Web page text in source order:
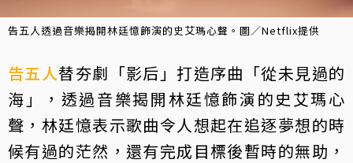
告五人透過音樂揭開林廷憶飾演的史艾瑪心聲。圖／Netflix提供
告五人替夯劇「影后」打造序曲「從未見過的
海」，透過音樂揭開林廷憶飾演的史艾瑪心
聲，林廷憶表示歌曲令人想起在追逐夢想的時
候有過的茫然，還有完成目標後暫時的無助，